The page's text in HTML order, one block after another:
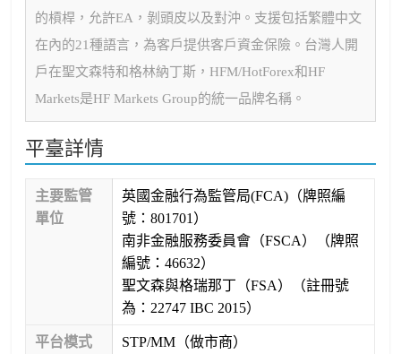
的槓桿，允許EA，剝頭皮以及對沖。支援包括繁體中文
在內的21種語言，為客戶提供客戶資金保險。台灣人開
戶在聖文森特和格林納丁斯，HFM/HotForex和HF
Markets是HF Markets Group的統一品牌名稱。
平臺詳情
主要監管
單位
英國金融行為監管局(FCA)（牌照編
號：801701）
南非金融服務委員會（FSCA）（牌照
編號：46632）
聖文森與格瑞那丁（FSA）（註冊號
為：22747 IBC 2015）
平台模式 STP/MM（做市商）